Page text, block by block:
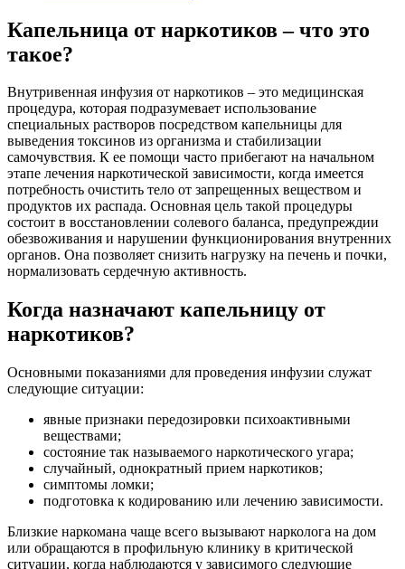
Капельница от наркотиков – что это
такое?
Внутривенная инфузия от наркотиков – это медицинская
процедура, которая подразумевает использование
специальных растворов посредством капельницы для
выведения токсинов из организма и стабилизации
самочувствия. К ее помощи часто прибегают на начальном
этапе лечения наркотической зависимости, когда имеется
потребность очистить тело от запрещенных веществом и
продуктов их распада. Основная цель такой процедуры
состоит в восстановлении солевого баланса, предупреждии
обезвоживания и нарушении функционирования внутренних
органов. Она позволяет снизить нагрузку на печень и почки,
нормализовать сердечную активность.
Когда назначают капельницу от
наркотиков?
Основными показаниями для проведения инфузии служат
следующие ситуации:
явные признаки передозировки психоактивными
веществами;
состояние так называемого наркотического угара;
случайный, однократный прием наркотиков;
симптомы ломки;
подготовка к кодированию или лечению зависимости.
Близкие наркомана чаще всего вызывают нарколога на дом
или обращаются в профильную клинику в критической
ситуации, когда наблюдаются у зависимого следующие